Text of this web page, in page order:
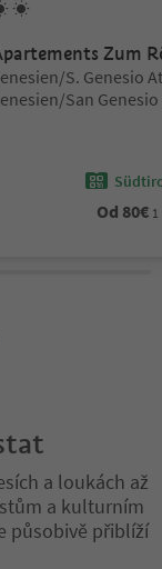
Zum
S. Genesio
San
Od 80€
a loukách až
a kulturním
působivě přiblíží